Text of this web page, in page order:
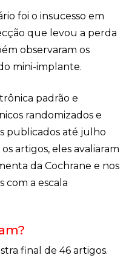
foi o insucesso em
que levou a perda
observaram os
mini-implante.
padrão e
randomizados e
publicados até julho
artigos, eles avaliaram
da Cochrane e nos
com a escala
final de 46 artigos.